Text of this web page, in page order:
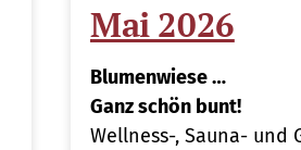
Mai 2026
Blumenwiese …
Ganz schön bunt!
Wellness-, Sauna- und